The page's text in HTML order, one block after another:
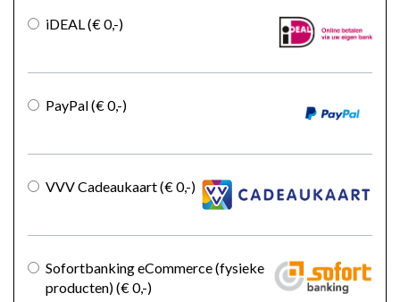
iDEAL(€ 0,-)
PayPal(€ 0,-)
VVV Cadeaukaart(€ 0,-)
Sofortbanking eCommerce (fysieke
producten)(€ 0,-)